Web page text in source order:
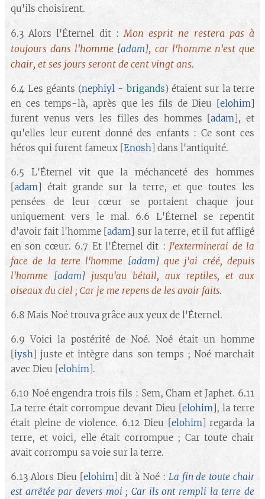
qu'ils choisirent.
6.3 Alors l'Éternel dit :Mon esprit ne restera pas à
toujours dans l'homme [adam], car l'homme n'est que
chair, et ses jours seront de cent vingt ans.
6.4 Les géants (nephiyl - brigands) étaient sur la terre
en ces temps-là, après que les fils de Dieu [elohim]
furent venus vers les filles des hommes [adam], et
qu'elles leur eurent donné des enfants : Ce sont ces
héros qui furent fameux [Enosh] dans l'antiquité.
6.5 L'Éternel vit que la méchanceté des hommes
[adam] était grande sur la terre, et que toutes les
pensées de leur cœur se portaient chaque jour
uniquement vers le mal. 6.6 L'Éternel se repentit
d'avoir fait l'homme [adam] sur la terre, et il fut affligé
en son cœur. 6.7 Et l'Éternel dit : J'exterminerai de la
face de la terre l'homme [adam]que j'ai créé, depuis
l'homme [adam] jusqu'au bétail, aux reptiles, et aux
oiseaux du ciel ; Car je me repens de les avoir faits.
6.8 Mais Noé trouva grâce aux yeux de l'Éternel.
6.9 Voici la postérité de Noé. Noé était un homme
[iysh] juste et intègre dans son temps ; Noé marchait
avec Dieu [elohim].
6.10 Noé engendra trois fils : Sem, Cham et Japhet. 6.11
La terre était corrompue devant Dieu [elohim], la terre
était pleine de violence. 6.12 Dieu [elohim] regarda la
terre, et voici, elle était corrompue ; Car toute chair
avait corrompu sa voie sur la terre.
6.13 Alors Dieu [elohim] dit à Noé : La fin de toute chair
est arrêtée par devers moi ; Car ils ont rempli la terre de